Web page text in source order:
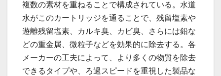
複数の素材を重ねることで構成されている。水道
水がこのカートリッジを通ることで、残留塩素や
遊離残留塩素、カルキ臭、カビ臭、さらには鉛な
どの重金属、微粒子などを効果的に除去する。各
メーカーの工夫によって、より多くの物質を除去
できるタイプや、ろ過スピードを重視した製品な